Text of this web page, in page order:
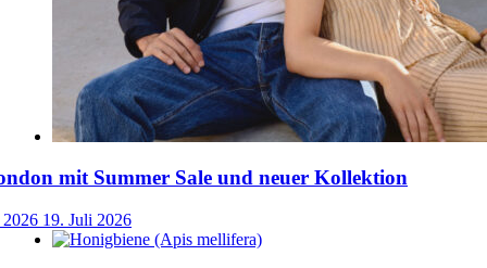
mit Summer Sale und neuer Kollektion
19. Juli 2026